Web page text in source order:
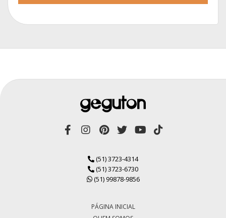
(51) 3723-4314
(51) 3723-6730
(51) 99878-9856
PÁGINA INICIAL